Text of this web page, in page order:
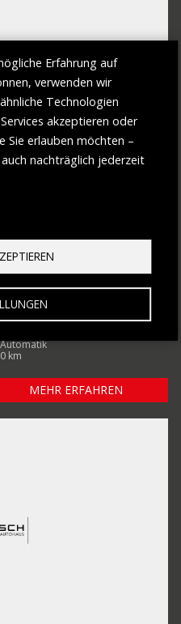
TS TOURING S...
2026
Hybrid (Benzin/Elektro)
98 PS (72 kW)
Automatik
0 km
MEHR ERFAHREN
Erfahrung auf
verwenden wir
Technologien
akzeptieren oder
Sie erlauben möchten –
nachträglich jederzeit